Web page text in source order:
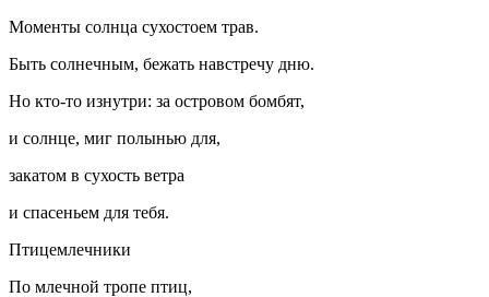
Моменты солнца сухостоем трав.
Быть солнечным, бежать навстречу дню.
Но кто-то изнутри: за островом бомбят,
и солнце, миг полынью для,
закатом в сухость ветра
и спасеньем для тебя.
Птицемлечники
По млечной тропе птиц,